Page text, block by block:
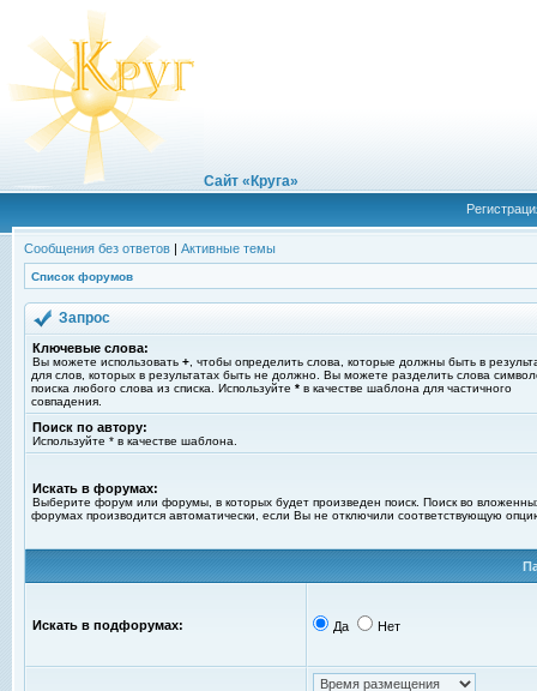
Сайт «Круга»
Сообщения без ответов | Активные темы
Список форумов
Запрос
Ключевые слова:
Вы можете использовать + , чтобы определить слова, которые должны быть в
для слов, которых в результатах быть не должно. Вы можете разделить слова
поиска любого слова из списка. Используйте * в качестве шаблона для частичного
совпадения.
Поиск по автору:
Используйте * в качестве шаблона.
Искать в форумах:
Выберите форум или форумы, в которых будет произведен поиск. Поиск во
форумах производится автоматически, если Вы не отключили соответствующую
Искать в подфорумах: Да Нет